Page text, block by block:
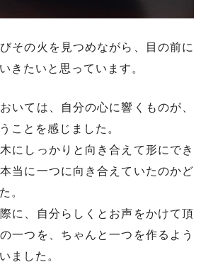
その火を見つめながら、目の前に
きたいと思っています。
いては、自分の心に響くものが、
ことを感じました。
にしっかりと向き合えて形にでき
当に一つに向き合えていたのかど
。
に、自分らしくとお声をかけて頂
一つを、ちゃんと一つを作るよう
ました。